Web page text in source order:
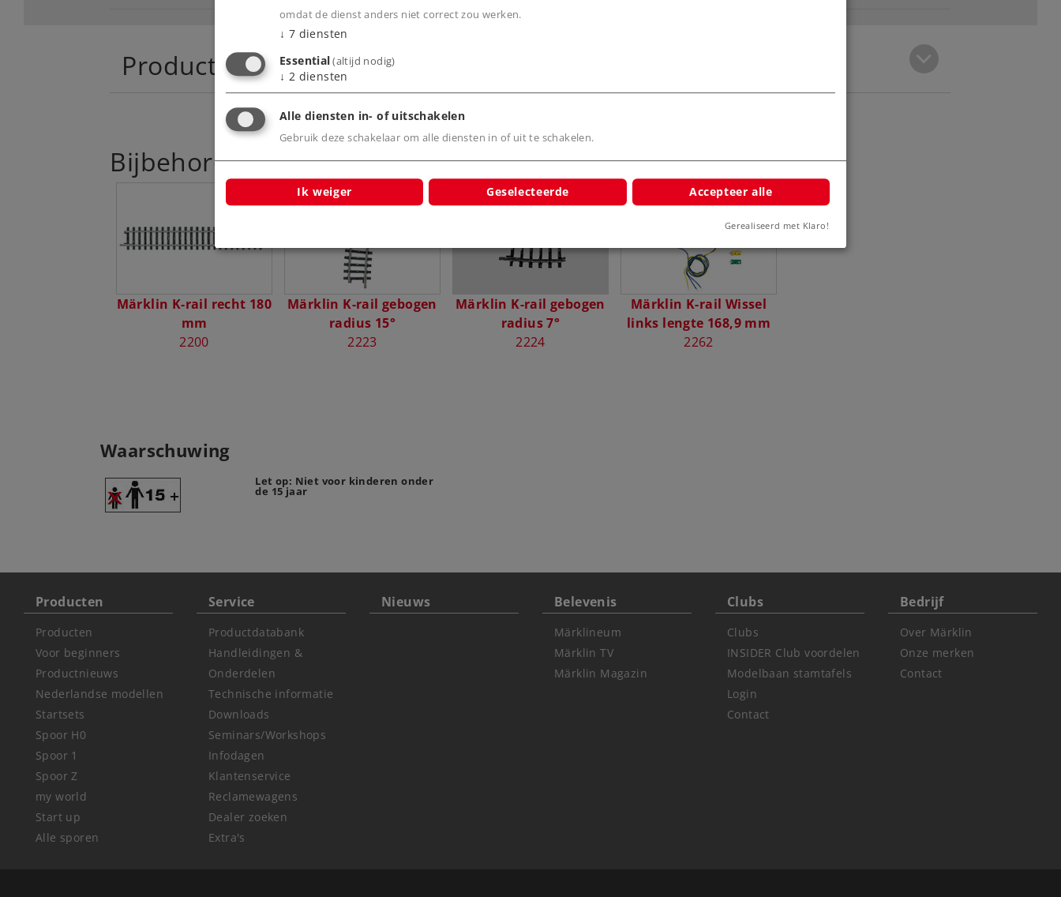
Productinfo
Bijbehorende producten
Märklin K-rail recht 180
mm
2200
Märklin K-rail gebogen
radius 15°
2223
Märklin K-rail gebogen
radius 7°
2224
Märklin K-rail Wissel
links lengte 168,9 mm
2262
Waarschuwing
Let op: Niet voor kinderen onder
de 15 jaar
Producten
Producten
Voor beginners
Productnieuws
Nederlandse modellen
Startsets
Spoor H0
Spoor 1
Spoor Z
my world
Start up
Alle sporen
Service
Productdatabank
Handleidingen &
Onderdelen
Technische informatie
Downloads
Seminars/Workshops
Infodagen
Klantenservice
Reclamewagens
Dealer zoeken
Extra's
Nieuws Belevenis
Märklineum
Märklin TV
Märklin Magazin
Clubs
Clubs
INSIDER Club voordelen
Modelbaan stamtafels
Login
Contact
Bedrijf
Over Märklin
Onze merken
Contact
omdat de dienst anders niet correct zou werken.
↓ 7 diensten
Essential(altijd nodig)
↓ 2 diensten
Alle diensten in- of uitschakelen
Gebruik deze schakelaar om alle diensten in of uit te schakelen.
Ik weiger Geselecteerde Accepteer alle
Gerealiseerd met Klaro!